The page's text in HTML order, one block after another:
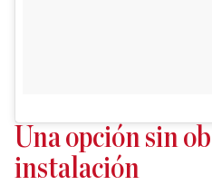
Una opción sin
instalación